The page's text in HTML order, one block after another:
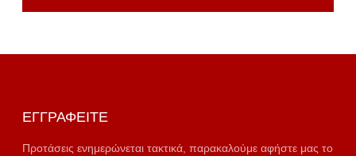
ΕΓΓΡΑΦΕΊΤΕ
Προτάσεις ενημερώνεται τακτικά, παρακαλούμε αφήστε μας το